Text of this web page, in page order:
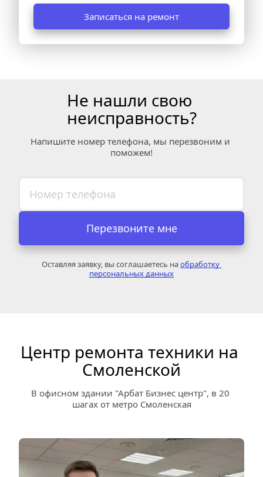
Записаться на ремонт
Не нашли свою
неисправность?
Напишите номер телефона, мы перезвоним и
поможем!
Перезвоните мне
Оставляя заявку, вы соглашаетесь на обработку
персональных данных
Центр ремонта техники на
Смоленской
В офисном здании "Арбат Бизнес центр", в 20
шагах от метро Смоленская